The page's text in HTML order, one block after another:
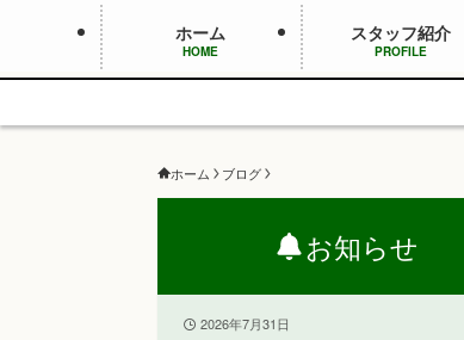
ホーム
HOME
スタッフ紹介
PROFILE
ホーム ブログ
お知らせ
2026年7月31日